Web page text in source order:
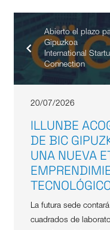
Abierto el plazo
Gipuzkoa
International
Connection
20/07/2026
ILLUNBE
DE BIC
UNA NUEVA
La futura sede
cuadrados de